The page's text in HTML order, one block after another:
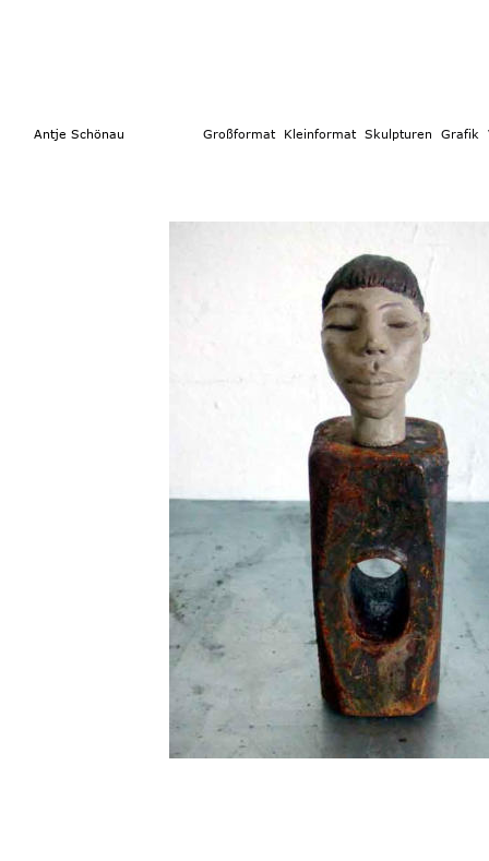
Antje Schönau Großformat Kleinformat Skulpturen Grafik